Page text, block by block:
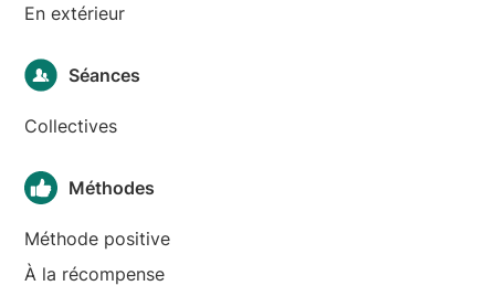
En extérieur
Séances
Collectives
Méthodes
Méthode positive
À la récompense